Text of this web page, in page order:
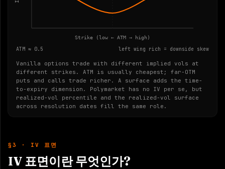
Strike (low ← ATM → high)
ATM ≈ 0.5 left wing rich = downside skew
Vanilla options trade with different implied vols at
different strikes. ATM is usually cheapest; far-OTM
puts and calls trade richer. A surface adds the time-
to-expiry dimension. Polymarket has no IV per se, but
realized-vol percentile and the realized-vol surface
across resolution dates fill the same role.
§3 · IV 표면
IV 표면이란 무엇인가?